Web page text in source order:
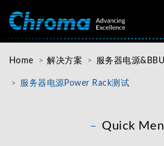
Home 解决方案 服务器电源
服务器电源Power Rack测试
Quick